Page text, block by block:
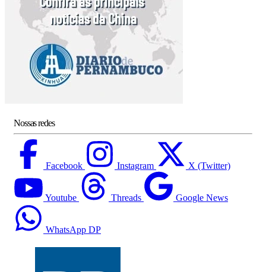
Nossas redes
Facebook Instagram X (Twitter)
Youtube Threads Google News
WhatsApp DP